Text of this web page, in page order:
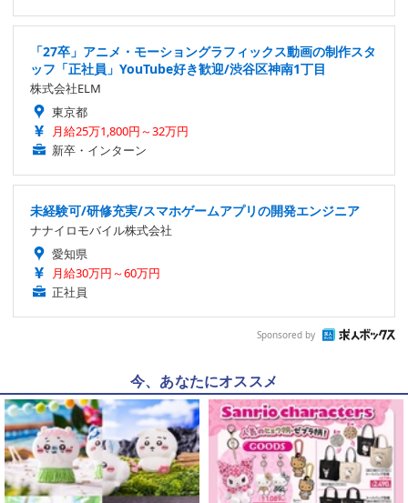
「27卒」アニメ・モーショングラフィックス動画の制作スタ
ッフ「正社員」YouTube好き歓迎/渋谷区神南1丁目
株式会社ELM
東京都
月給25万1,800円～32万円
新卒・インターン
未経験可/研修充実/スマホゲームアプリの開発エンジニア
ナナイロモバイル株式会社
愛知県
月給30万円～60万円
正社員
Sponsored by
今、あなたにオススメ